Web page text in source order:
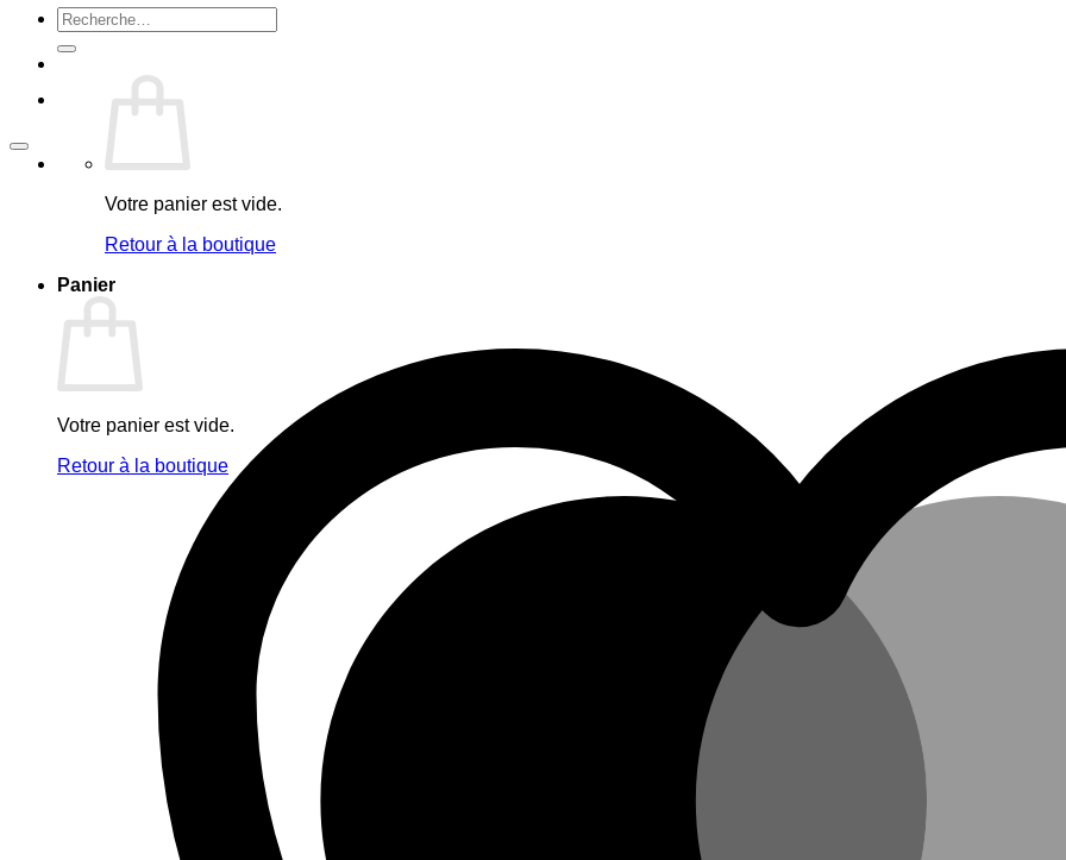
Recherche
pour :
Votre panier est vide.
Retour à la boutique
Panier
Votre panier est vide.
Retour à la boutique